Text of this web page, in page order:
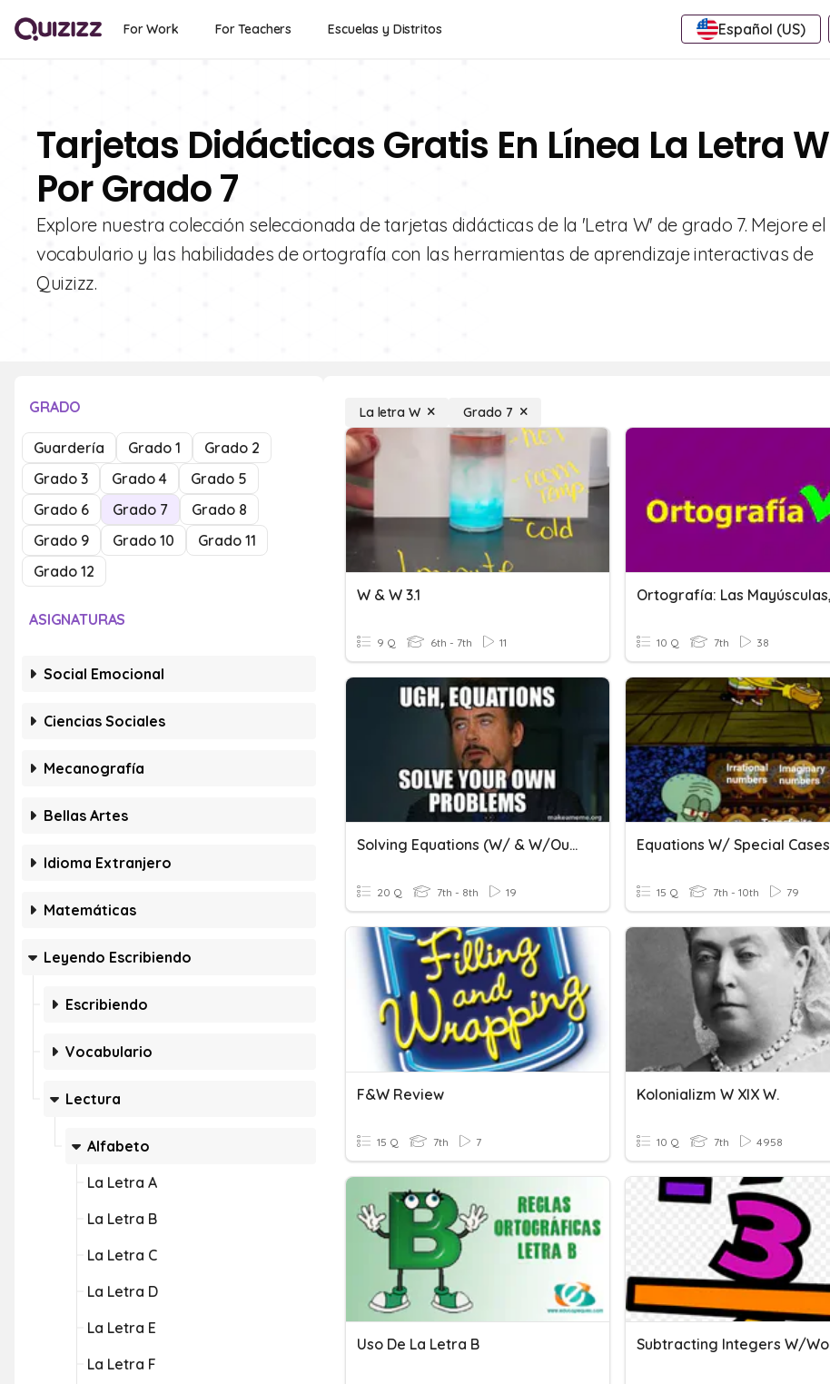
For Work For Teachers Escuelas y Distritos Español (US)
Tarjetas Didácticas Gratis En Línea La Letra W
Por Grado 7
Explore nuestra colección seleccionada de tarjetas didácticas de la 'Letra W' de grado 7. Mejore el
vocabulario y las habilidades de ortografía con las herramientas de aprendizaje interactivas de
Quizizz.
GRADO
Guardería Grado 1
Grado 2
Grado 3
Grado 4
Grado 5
Grado 6
Grado 7
Grado 8
Grado 9
Grado 10
Grado 11
Grado 12
ASIGNATURAS
Social Emocional
Ciencias Sociales
Mecanografía
Bellas Artes
Idioma Extranjero
Matemáticas
Leyendo Escribiendo
Escribiendo
Vocabulario
Lectura
Alfabeto
La Letra A
La Letra B
La Letra C
La Letra D
La Letra E
La Letra F
La letra W Grado 7
W & W 3.1
9 Q 6th - 7th 11 10 Q 7th 38
Solving Equations (w/ & W/out Diagrams)
20 Q 7th - 8th 19
Equations W/ Special Cases
15 Q 7th - 10th 79
F&W Review
15 Q 7th 7
Kolonializm W XIX W.
10 Q 7th 4958
Uso De La Letra B